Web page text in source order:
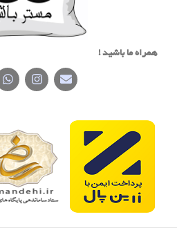
همراه ما باشید !